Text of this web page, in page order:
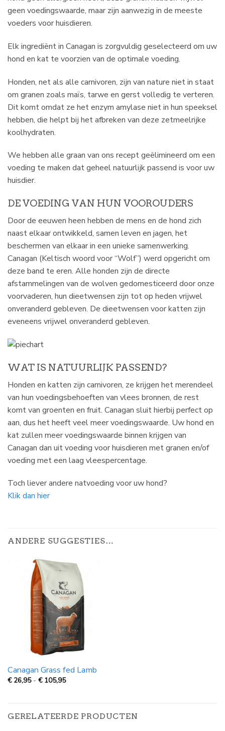
geen voedingswaarde, maar zijn aanwezig in de meeste
voeders voor huisdieren.
Elk ingrediënt in Canagan is zorgvuldig geselecteerd om uw
hond en kat te voorzien van de optimale voeding.
Honden, net als alle carnivoren, zijn van nature niet in staat
om granen zoals maïs, tarwe en gerst volledig te verteren.
Dit komt omdat ze het enzym amylase niet in hun speeksel
hebben, die helpt bij het afbreken van deze zetmeelrijke
koolhydraten.
We hebben alle graan van ons recept geëlimineerd om een
voeding te maken dat geheel natuurlijk passend is voor uw
huisdier.
DE VOEDING VAN HUN VOOROUDERS
Door de eeuwen heen hebben de mens en de hond zich
naast elkaar ontwikkeld, samen leven en jagen, het
beschermen van elkaar in een unieke samenwerking.
Canagan (Keltisch woord voor “Wolf”) werd opgericht om
deze band te eren. Alle honden zijn de directe
afstammelingen van de wolven gedomesticeerd door onze
voorvaderen, hun dieetwensen zijn tot op heden vrijwel
onveranderd gebleven. De dieetwensen voor katten zijn
eveneens vrijwel onveranderd gebleven.
WAT IS NATUURLIJK PASSEND?
Honden en katten zijn carnivoren, ze krijgen het merendeel
van hun voedingsbehoeften van vlees bronnen, de rest
komt van groenten en fruit. Canagan sluit hierbij perfect op
aan, dus het heeft veel meer voedingswaarde. Uw hond en
kat zullen meer voedingswaarde binnen krijgen van
Canagan dan uit voeding voor huisdieren met granen en/of
voeding met een laag vleespercentage.
Toch liever andere natvoeding voor uw hond?
Klik dan hier
ANDERE SUGGESTIES…
Canagan Grass fed Lamb
€ 26,95 - € 105,95Prijsklasse:
105,95
GERELATEERDE PRODUCTEN